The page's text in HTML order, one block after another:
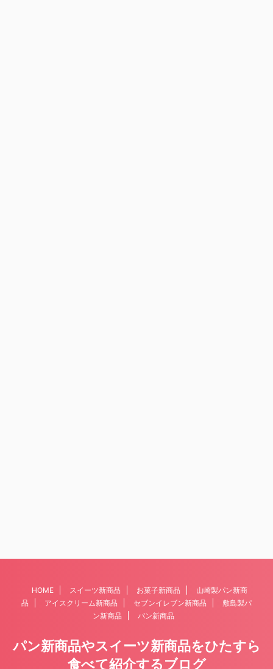
HOME スイーツ新商品 お菓子新商品
山崎製パン新商
品
アイスクリーム新商品 セブンイレブン新商品
敷島製パ
ン新商品
パン新商品
パン新商品やスイーツ新商品をひたすら
食べて紹介するブログ